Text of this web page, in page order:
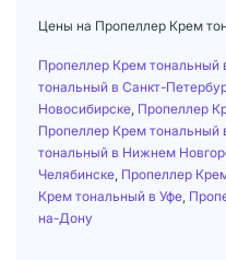
Цены на Пропеллер Крем
Пропеллер Крем тональный
тональный в Санкт-
Новосибирске Пропеллер
Пропеллер Крем тональный
тональный в Нижнем
Челябинске Пропеллер
Крем тональный в Уфе
на-Дону